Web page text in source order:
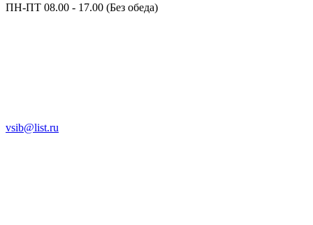
ПН-ПТ 08.00 - 17.00 (Без обеда)
vsib@list.ru